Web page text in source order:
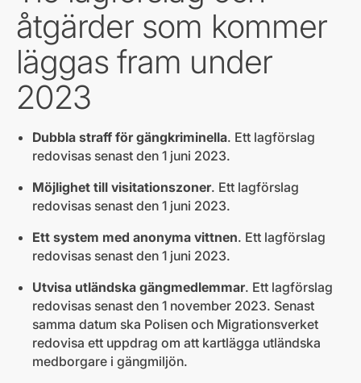
åtgärder som kommer
läggas fram under
2023
Dubbla straff för gängkriminella. Ett lagförslag
redovisas senast den 1 juni 2023.
Möjlighet till visitationszoner. Ett lagförslag
redovisas senast den 1 juni 2023.
Ett system med anonyma vittnen. Ett lagförslag
redovisas senast den 1 juni 2023.
Utvisa utländska gängmedlemmar. Ett lagförslag
redovisas senast den 1 november 2023. Senast
samma datum ska Polisen och Migrationsverket
redovisa ett uppdrag om att kartlägga utländska
medborgare i gängmiljön.